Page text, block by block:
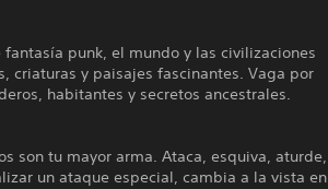
punk, el mundo y las civilizaciones
criaturas y paisajes fascinantes. Vaga por
habitantes y secretos ancestrales.
son tu mayor arma. Ataca, esquiva, aturde,
un ataque especial, cambia a la vista en